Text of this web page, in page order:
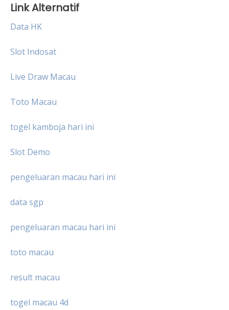
Link Alternatif
Data HK
Slot Indosat
Live Draw Macau
Toto Macau
togel kamboja hari ini
Slot Demo
pengeluaran macau hari ini
data sgp
pengeluaran macau hari ini
toto macau
result macau
togel macau 4d